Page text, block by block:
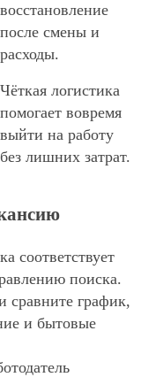
восстановление
после смены и
расходы.
Чёткая логистика
помогает вовремя
выйти на работу
без лишних затрат.
соответствует
поиска.
сравните график,
и бытовые